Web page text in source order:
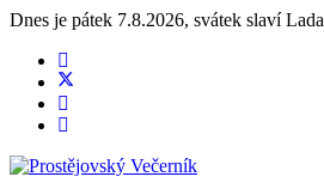
Dnes je pátek 7.8.2026, svátek slavíLada